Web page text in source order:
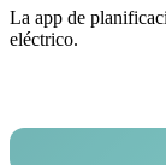
La app de
eléctrico.